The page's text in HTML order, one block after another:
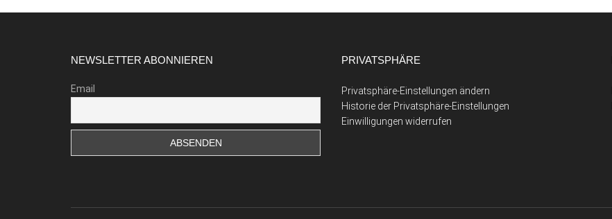
NEWSLETTER ABONNIEREN
Email
PRIVATSPHÄRE
Privatsphäre-Einstellungen ändern
Historie der Privatsphäre-Einstellungen
Einwilligungen widerrufen